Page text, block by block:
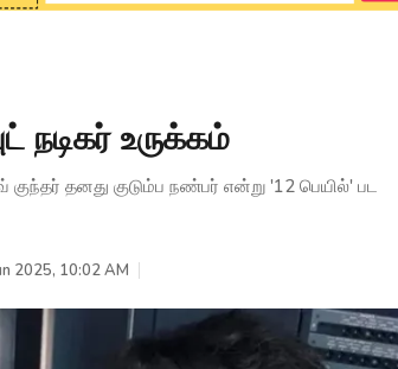
நடிகர் உருக்கம்
தனது குடும்ப நண்பர் என்று '12 பெயில்' பட
2025, 10:02 AM